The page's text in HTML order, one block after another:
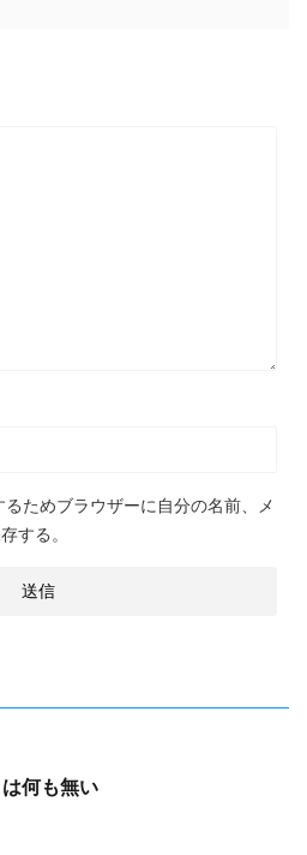
ためブラウザーに自分の名前、メ
する。
何も無い